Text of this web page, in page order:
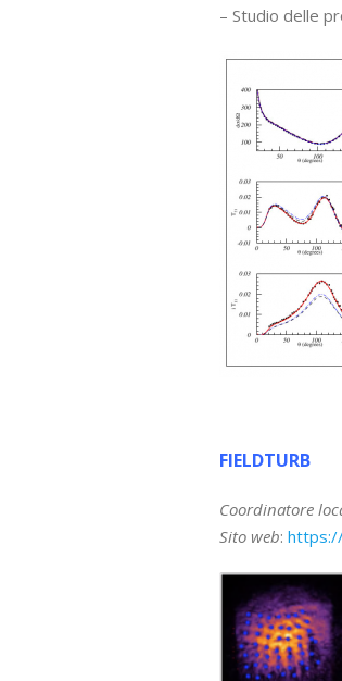
– Studio delle
FIELDTURB
Coordinatore
Sito web: